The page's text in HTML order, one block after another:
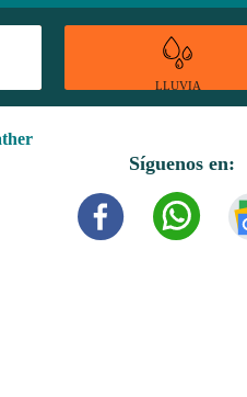
LLUVIA
Síguenos en: